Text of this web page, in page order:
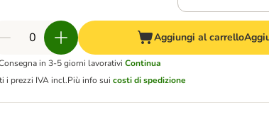
Aggiungi al carrello
in 3-5 giorni lavorativi Continua
i prezzi IVA incl.Più info suicosti di spedizione